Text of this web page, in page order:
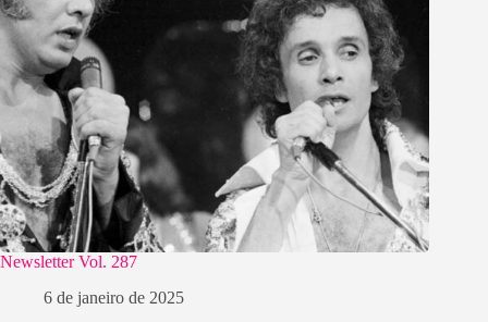
Newsletter Vol. 287
6 de janeiro de 2025